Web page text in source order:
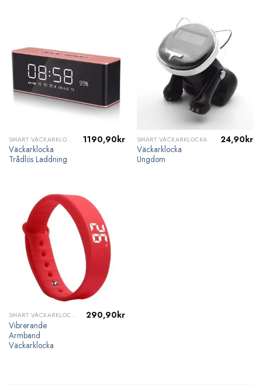
SMART VÄCKARKLOCKA
Väckarklocka
Trådlös Laddning
1190,90kr SMART VÄCKARKLOCKA
Väckarklocka
Ungdom
24,90kr
SMART VÄCKARKLOCKA
Vibrerande
Armband
Väckarklocka
290,90kr